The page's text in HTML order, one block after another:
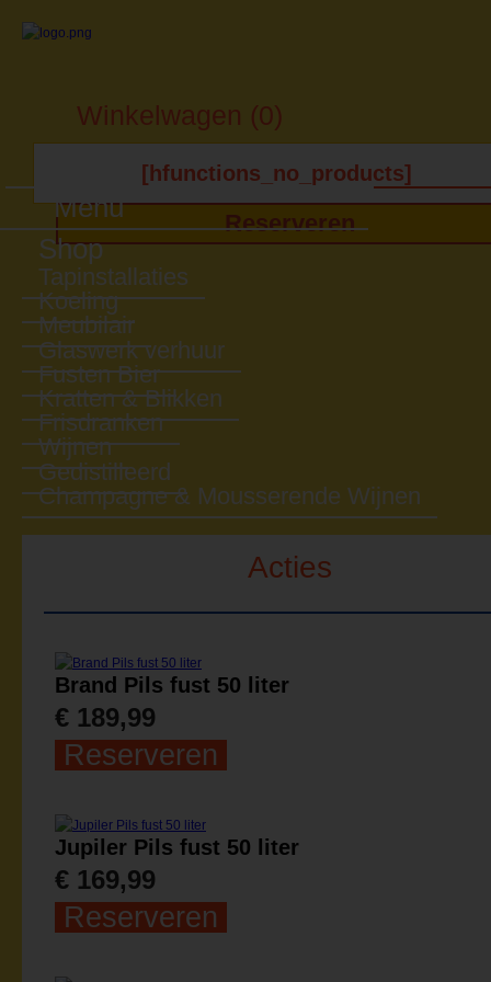
Winkelwagen (0)
[hfunctions_no_products]
Reserveren
Menu
Shop
Tapinstallaties
Koeling
Meubilair
Glaswerk verhuur
Fusten Bier
Kratten & Blikken
Frisdranken
Wijnen
Gedistilleerd
Champagne & Mousserende Wijnen
Acties
Brand Pils fust 50 liter
€ 189,99
Reserveren
Jupiler Pils fust 50 liter
€ 169,99
Reserveren